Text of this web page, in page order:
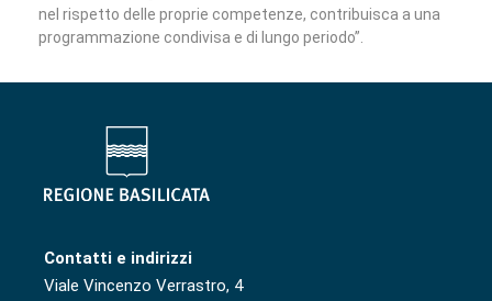
nel rispetto delle proprie competenze, contribuisca a una
programmazione condivisa e di lungo periodo”.
Contatti e indirizzi
Viale Vincenzo Verrastro, 4